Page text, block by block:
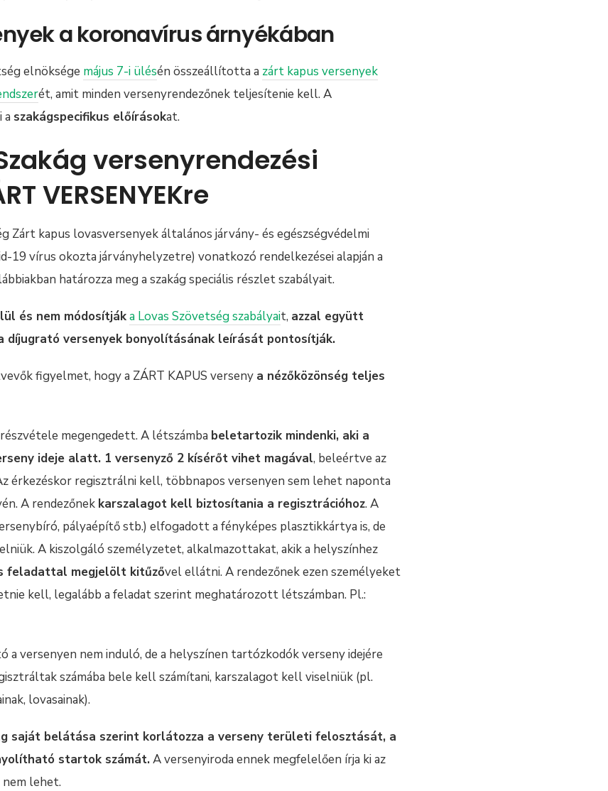
a koronavírus árnyékában
elnöksége május 7-i ülésén összeállította a zárt kapus versenyek
ét, amit minden versenyrendezőnek teljesítenie kell. A
a szakágspecifikus előírásokat.
versenyrendezési
VERSENYEKre
Zárt kapus lovasversenyek általános járvány- és egészségvédelmi
19 vírus okozta járványhelyzetre) vonatkozó rendelkezései alapján a
határozza meg a szakág speciális részlet szabályait.
és nem módosítjáka Lovas Szövetség szabályait, azzal együtt
díjugrató versenyek bonyolításának leírását pontosítják.
figyelmet, hogy a ZÁRT KAPUS verseny a nézőközönség teljes
részvétele megengedett. A létszámba beletartozik mindenki, aki a
ideje alatt. 1 versenyző 2 kísérőt vihet magával, beleértve az
érkezéskor regisztrálni kell, többnapos versenyen sem lehet naponta
A rendezőnek karszalagot kell biztosítania a regisztrációhoz. A
pályaépítő stb.) elfogadott a fényképes plasztikkártya is, de
A kiszolgáló személyzetet, alkalmazottakat, akik a helyszínhez
feladattal megjelölt kitűzővel ellátni. A rendezőnek ezen személyeket
kell, legalább a feladat szerint meghatározott létszámban. Pl.:
a versenyen nem induló, de a helyszínen tartózkodók verseny idejére
számába bele kell számítani, karszalagot kell viselniük (pl.
lovasainak).
saját belátása szerint korlátozza a verseny területi felosztását, a
startok számát.A versenyiroda ennek megfelelően írja ki az
lehet.